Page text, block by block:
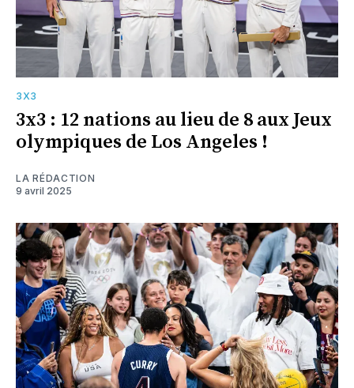
3X3
3x3 : 12 nations au lieu de 8 aux Jeux
olympiques de Los Angeles !
LA RÉDACTION
9 avril 2025